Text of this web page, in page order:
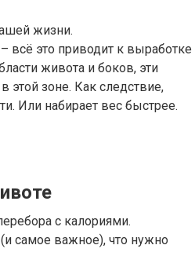
жизни.
всё это приводит к выработке
живота и боков, эти
зоне. Как следствие,
Или набирает вес быстрее.
с калориями.
самое важное), что нужно